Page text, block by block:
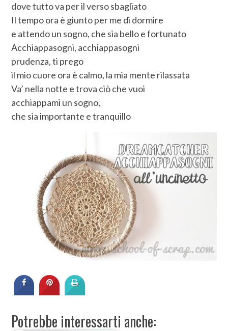
dove tutto va per il verso sbagliato
Il tempo ora è giunto per me di dormire
e attendo un sogno, che sia bello e fortunato
Acchiappasogni, acchiappasogni
prudenza, ti prego
il mio cuore ora è calmo, la mia mente rilassata
Va’ nella notte e trova ciò che vuoi
acchiappami un sogno,
che sia importante e tranquillo
Potrebbe interessarti anche: